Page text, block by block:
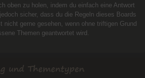
oben zu holen, indem du einfach eine Antwort
sicher, dass du die Regeln dieses Boards
nicht gerne gesehen, wenn ohne triftigen Grund
Themen geantwortet wird.
und Thementypen